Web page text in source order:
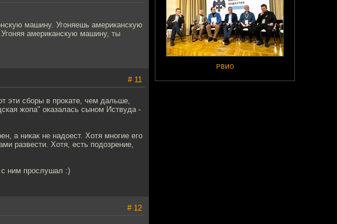
РВИО
машину. Угоняешь американскую
американскую машину, ты
# 11
эти сборы в прокате, чем дальше,
жопа" оказалась сыном Иствуда -
а никак не надоест. Хотя многие его
развести. Хотя, есть подозрение,
с ним прослушал :)
# 12